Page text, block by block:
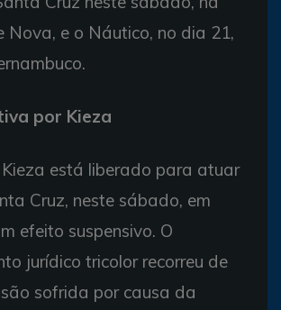
Nova, e o Náutico, no dia 21,
por Kieza
está liberado para atuar
Cruz, neste sábado, em
efeito suspensivo. O
jurídico tricolor recorreu de
sofrida por causa da